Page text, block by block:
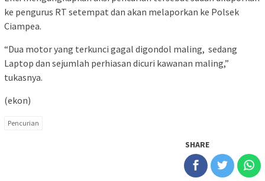
ke pengurus RT setempat dan akan melaporkan ke Polsek
Ciampea.
“Dua motor yang terkunci gagal digondol maling, sedang
Laptop dan sejumlah perhiasan dicuri kawanan maling,”
tukasnya.
(ekon)
Pencurian
SHARE